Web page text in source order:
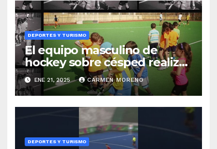
DEPORTES Y TURISMO
El equipo masculino de
hockey sobre césped realiza
prácticas en Benalmádena
ENE 21, 2025 CARMEN MORENO
DEPORTES Y TURISMO